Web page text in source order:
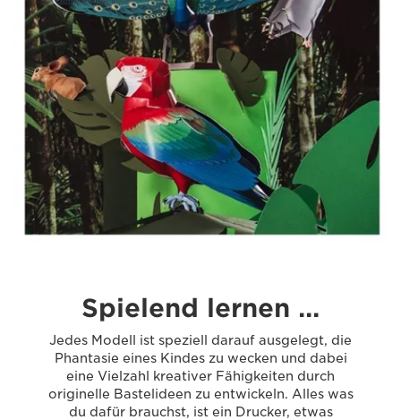
Spielend lernen …
Jedes Modell ist speziell darauf ausgelegt, die
Phantasie eines Kindes zu wecken und dabei
eine Vielzahl kreativer Fähigkeiten durch
originelle Bastelideen zu entwickeln. Alles was
du dafür brauchst, ist ein Drucker, etwas